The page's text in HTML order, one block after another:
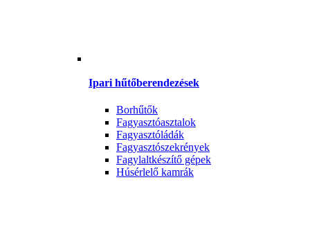
Ipari hűtőberendezések
Borhűtők
Fagyasztóasztalok
Fagyasztóládák
Fagyasztószekrények
Fagylaltkészítő gépek
Húsérlelő kamrák